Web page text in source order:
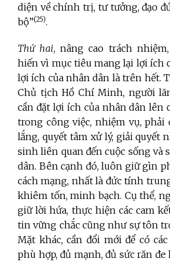
diện về chính trị, tư tưởng, đạo
bộ”(25).
Thứ hai, nâng cao trách
hiến vì mục tiêu mang lại lợi ích
lợi ích của nhân dân là trên hết.
Chủ tịch Hồ Chí Minh, người
cần đặt lợi ích của nhân dân lên
trong công việc, nhiệm vụ, phải
lắng, quyết tâm xử lý, giải quyết
sinh liên quan đến cuộc sống và
dân. Bên cạnh đó, luôn giữ gìn
cách mạng, nhất là đức tính
khiêm tốn, minh bạch. Cụ thể,
giữ lời hứa, thực hiện các cam
tin vững chắc cũng như sự tôn
Mặt khác, cần đổi mới để có
phù hợp, đủ mạnh, đủ sức răn